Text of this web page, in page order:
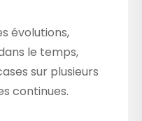
évolutions,
le temps,
sur plusieurs
continues.